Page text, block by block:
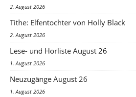
2. August 2026
Tithe: Elfentochter von Holly Black
2. August 2026
Lese- und Hörliste August 26
1. August 2026
Neuzugänge August 26
1. August 2026